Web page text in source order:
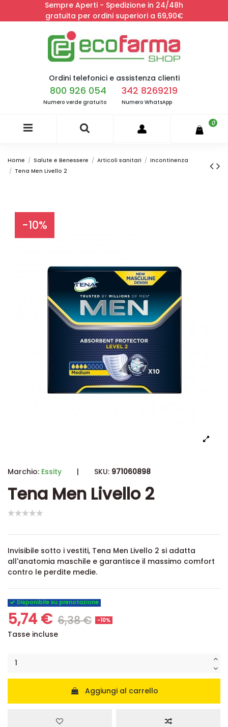
Sempre Aperti - Spedizione in 24/48h
gratuita per ordini superiori a 69,90€
Ordini telefonici e assistenza clienti
800 926 054
Numero verde gratuito
342 8269219
Numero WhatsApp
0
Home Salute e Benessere Articoli sanitari
Incontinenza
Tena Men Livello 2
-10%
Marchio: Essity | SKU: 971060898
Tena Men Livello 2
Invisibile sotto i vestiti, Tena Men Livello 2 si adatta
all'anatomia maschile e garantisce il massimo comfort
contro le perdite medie.
Disponibile su prenotazione
5,74 € 6,38 € -10%
Tasse incluse
Aggiungi al carrello